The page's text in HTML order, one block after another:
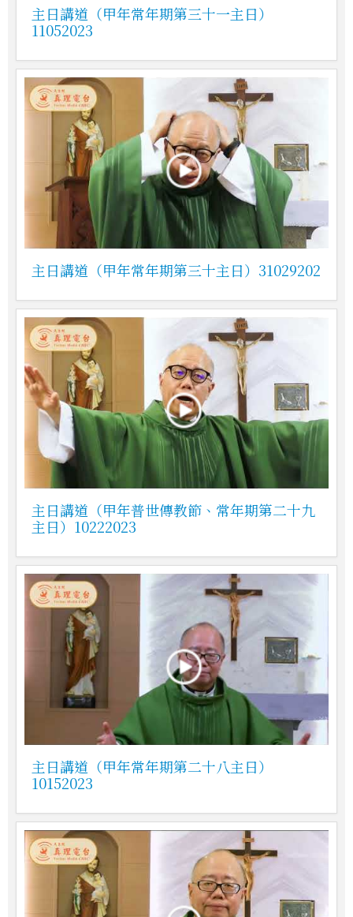
主日講道（甲年常年期第三十一主日）
11052023
主日講道（甲年常年期第三十主日）31029202
主日講道（甲年普世傳教節、常年期第二十九
主日）10222023
主日講道（甲年常年期第二十八主日）
10152023